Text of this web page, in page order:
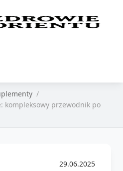
kompleksowy przewodnik po
29.06.2025